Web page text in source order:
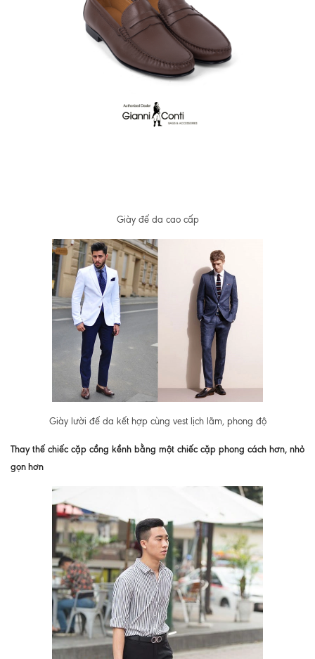
Giày đế da cao cấp
Giày lười đế da kết hợp cùng vest lịch lãm, phong độ
Thay thế chiếc cặp cồng kềnh bằng một chiếc cặp phong cách hơn, nhỏ
gọn hơn